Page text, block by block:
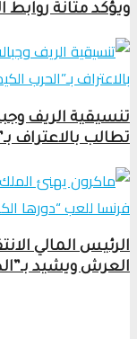
ويؤكد متانة روابط
تنسيقية الريف
تطالب بالاعتراف
الرئيس المالي
العرش ويشيد